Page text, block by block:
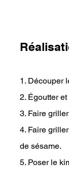
1. Découper
2. Égoutter
3. Faire
4. Faire
de sésame.
5. Poser le